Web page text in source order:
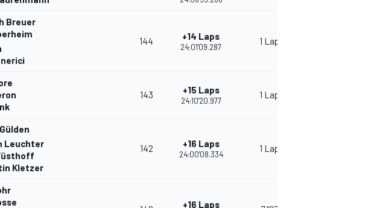
Breuer
144 +14 Laps
24:01'09.287
1 Lap
143 +15 Laps
24:10'20.977
1 Lap
Leuchter
Kletzer
142 +16 Laps
24:00'08.334
1 Lap
+16 Laps